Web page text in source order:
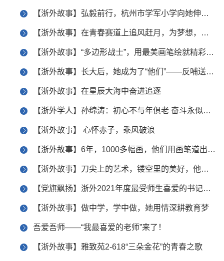
【浙外故事】弘毅前行，杭州市学军小学向她伸出橄榄枝
【浙外故事】在青春赛道上追风赶月，为梦想，不驻足
【浙外故事】“多边形战士”，用最美画笔绘就精彩人生
【浙外故事】长大后，她成为了“他们”——反哺送教，是圆梦也是筑梦
【浙外故事】在星辰大海中奋进追逐
【浙外学人】孙绵涛：初心不与年俱老 奋斗永似少年时
【浙外故事】 心怀赤子，乘风破浪
【浙外故事】6年，1000多幅画，他们用画笔道出民俗文化的动人故事
【浙外故事】刀尖上的艺术，镂空里的美好，他们将文化裁于纸上、立于心中
【党旗飘扬】浙外2021年度最受师生喜爱的书记风采展示
【浙外故事】做中学，学中做，她用情深耕教育梦
吾爱吾师——“我最喜爱的老师”来了！
【浙外故事】雅致苑2-618“三朵金花”的青春之歌